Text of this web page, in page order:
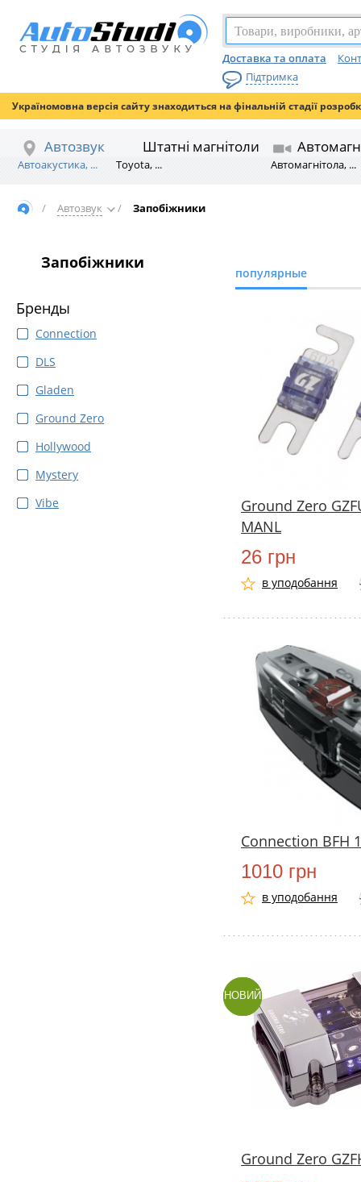
Доставка та оплата
Підтримка
Україномовна версія сайту знаходиться на фінальній стадії
Автозвук
Автоакустика, ...
Штатні магнітоли
Toyota, ... Автомагнітола, ...
/ Автозвук / Запобіжники
Запобіжники
Бренды
Connection
DLS
Gladen
Ground Zero
Hollywood
Mystery
Vibe
популярные
Ground Zero
MANL
26 грн
в уподобання
Connection BFH
1010 грн
в уподобання
НОВИЙ
Ground Zero